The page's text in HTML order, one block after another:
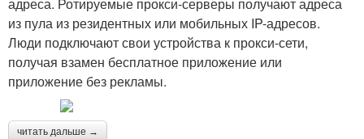
из пула из резидентных или мобильных IP-адресов.
Люди подключают свои устройства к прокси-сети,
получая взамен бесплатное приложение или
приложение без рекламы.
читать дальше →